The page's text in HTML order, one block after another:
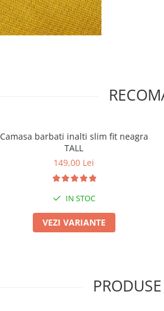
Camasa barbati inalti slim fit neagra
TALL
149,00 Lei
IN STOC
VEZI VARIANTE